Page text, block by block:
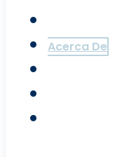
Acerca De